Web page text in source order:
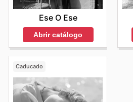
Ese O Ese
Abrir catálogo
Caducado